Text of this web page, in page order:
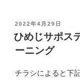
投
稿
日
:
2022年4月29日
ひめじサポス
ーニング
チラシによると下